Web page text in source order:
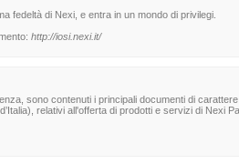
fedeltà di Nexi, e entra in un mondo di privilegi.
http://iosi.nexi.it/
sono contenuti i principali documenti di
relativi all'offerta di prodotti e servizi di Nexi